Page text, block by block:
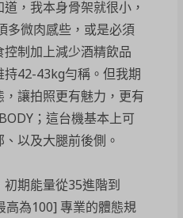
，我本身骨架就很小，
多微肉感些，或是必須
制加上減少酒精飲品
42-43kg勻稱。但我期
讓拍照更有魅力，更有
；這台機基本上可
以及大腿前後側。
期能量從35進階到
為100] 專業的體態規